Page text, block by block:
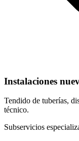
Instalaciones
Tendido de tuberías,
técnico.
Subservicios